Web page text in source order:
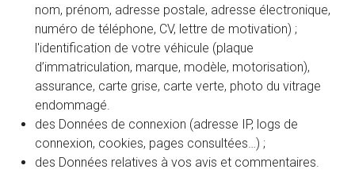
nom, prénom, adresse postale, adresse électronique,
numéro de téléphone, CV, lettre de motivation) ;
l'identification de votre véhicule (plaque
d’immatriculation, marque, modèle, motorisation),
assurance, carte grise, carte verte, photo du vitrage
endommagé.
des Données de connexion (adresse IP, logs de
connexion, cookies, pages consultées…) ;
des Données relatives à vos avis et commentaires.